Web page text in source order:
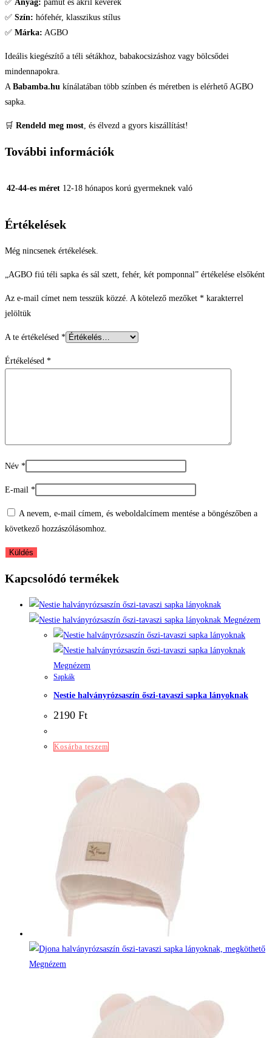
✅ Anyag: pamut és akril keverék
✅ Szín: hófehér, klasszikus stílus
✅ Márka: AGBO
Ideális kiegészítő a téli sétákhoz, babakocsizáshoz vagy bölcsődei
mindennapokra.
A Babamba.hu kínálatában több színben és méretben is elérhető AGBO
sapka.
🛒 Rendeld meg most , és élvezd a gyors kiszállítást!
További információk
42-44-es méret 12-18 hónapos korú gyermeknek való
Értékelések
Még nincsenek értékelések.
„AGBO fiú téli sapka és sál szett, fehér, két pomponnal” értékelése elsőként
Az e-mail címet nem tesszük közzé. A kötelező mezőket * karakterrel
jelöltük
A te értékelésed *
Értékelésed *
Név *
E-mail *
A nevem, e-mail címem, és weboldalcímem mentése a böngészőben a
következő hozzászólásomhoz.
Kapcsolódó termékek
Megnézem
Megnézem
Sapkák
Nestie halványrózsaszín őszi-tavaszi sapka lányoknak
2190 Ft
Kosárba teszem
Megnézem